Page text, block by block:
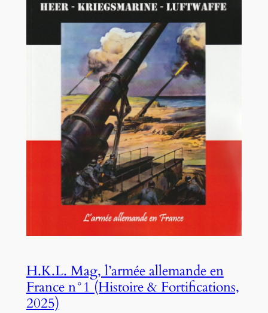
H.K.L. Mag, l’armée allemande en
France n°1 (Histoire & Fortifications,
2025)